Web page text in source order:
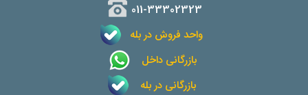
011-33302323
واحد فروش در بله
بازرگانی داخل
بازرگانی در بله